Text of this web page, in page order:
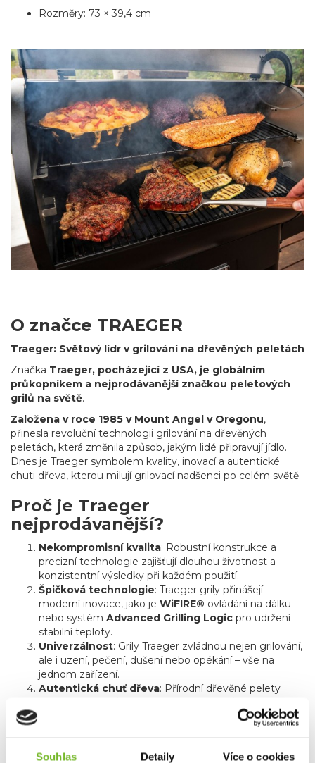
Souhlas Detaily Více o cookies
Rozměry: 73 × 39,4 cm
O značce TRAEGER
Traeger: Světový lídr v grilování na dřevěných peletách
Značka Traeger, pocházející z USA, je globálním
průkopníkem a nejprodávanější značkou peletových
grilů na světě.
Založena v roce 1985 v Mount Angel v Oregonu,
přinesla revoluční technologii grilování na dřevěných
peletách, která změnila způsob, jakým lidé připravují jídlo.
Dnes je Traeger symbolem kvality, inovací a autentické
chuti dřeva, kterou milují grilovací nadšenci po celém světě.
Proč je Traeger
nejprodávanější?
Nekompromisní kvalita: Robustní konstrukce a
precizní technologie zajišťují dlouhou životnost a
konzistentní výsledky při každém použití.
Špičková technologie: Traeger grily přinášejí
moderní inovace, jako je WiFIRE® ovládání na dálku
nebo systém Advanced Grilling Logic pro udržení
stabilní teploty.
Univerzálnost: Grily Traeger zvládnou nejen grilování,
ale i uzení, pečení, dušení nebo opékání – vše na
jednom zařízení.
Autentická chuť dřeva: Přírodní dřevěné pelety
: Jako nejprodávanější značka
jedna pro milovníky grilování, od začátečníků až po